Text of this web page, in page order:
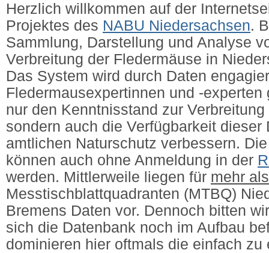
Herzlich willkommen auf der
Projektes des NABU Niedersachsen.
Sammlung, Darstellung und Analyse
Verbreitung der Fledermäuse in
Das System wird durch Daten
Fledermausexpertinnen und -
nur den Kenntnisstand zur
sondern auch die Verfügbarkeit dieser
amtlichen Naturschutz verbessern.
können auch ohne Anmeldung in der
werden. Mittlerweile liegen für mehr
Messtischblattquadranten (MTBQ)
Bremens Daten vor. Dennoch bitten
sich die Datenbank noch im Aufbau
dominieren hier oftmals die einfach zu